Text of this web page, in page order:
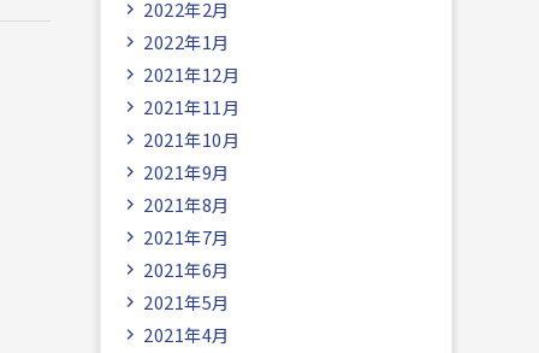
2022年2月
2022年1月
2021年12月
2021年11月
2021年10月
2021年9月
2021年8月
2021年7月
2021年6月
2021年5月
2021年4月